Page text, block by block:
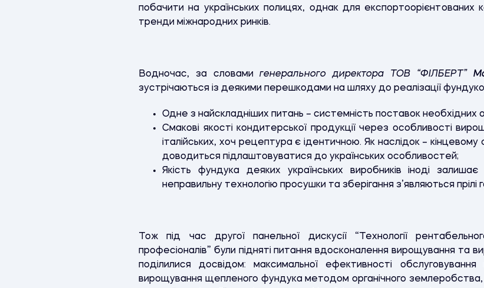
побачити на українських полицях, однак для експортоорієнтованих
тренди міжнародних ринків.
Водночас, за словамигенерального директора ТОВ “ФІЛБЕРТ”
зустрічаються із деякими перешкодами на шляху до реалізації
Одне з найскладніших питань – системність поставок необхідних
Смакові якості кондитерської продукції через особливості
італійських, хоч рецептура є ідентичною. Як наслідок –
доводиться підлаштовуватися до українських особливостей;
Якість фундука деяких українських виробників іноді
неправильну технологію просушки та зберігання з’являються прілі
Тож під час другої панельної дискусії “Технології
професіоналів” були підняті питання вдосконалення вирощування та
поділилися досвідом: максимальної ефективності
вирощування щепленого фундука методом органічного землеробства,